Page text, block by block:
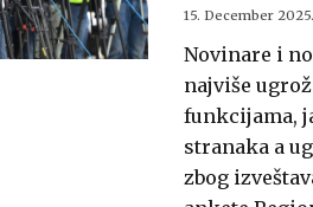
15. December 2025.
Novinare i
najviše
funkcijama,
stranaka a
zbog